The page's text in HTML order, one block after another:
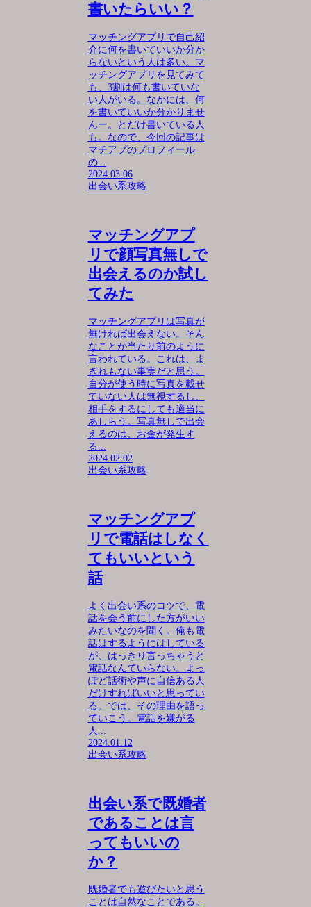
書いたらいい？
マッチングアプリで自己紹
介に何を書いていいか分か
らないという人は多い。マ
ッチングアプリを見てみて
も、3割は何も書いていな
い人がいる。なかには、何
を書いていいか分かりませ
んー。とだけ書いている人
も。なので、今回の記事は
マチアプのプロフィール
の...
2024.03.06
出会い系攻略
マッチングアプ
リで顔写真無しで
出会えるのか試し
てみた
マッチングアプリは写真が
無ければ出会えない。そん
なことが当たり前のように
言われている。これは、ま
ぎれもない事実だと思う。
自分が使う時に写真を載せ
ていない人は無視するし、
相手をするにしても適当に
あしらう。写真無しで出会
えるのは、お金が発生す
る...
2024.02.02
出会い系攻略
マッチングアプ
リで電話はしなく
てもいいという
話
よく出会い系のコツで、電
話を会う前にした方がいい
みたいなのを聞く。俺も電
話はするようにはしている
が、はっきり言っちゃうと
電話なんていらない。よっ
ぽど話術や声に自信ある人
だけすればいいと思ってい
る。では、その理由を語っ
ていこう。電話を嫌がる
人...
2024.01.12
出会い系攻略
出会い系で既婚者
であることは言
ってもいいの
か？
既婚者でも遊びたいと思う
ことは自然なことである。